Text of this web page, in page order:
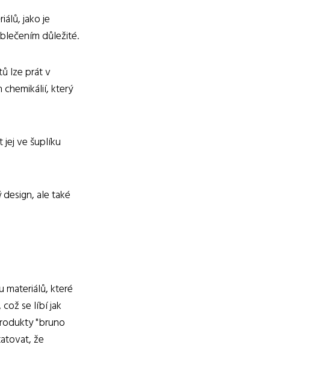
jako je
důležité.
lze prát v
který
jej ve šuplíku
ale také
materiálů, které
se líbí jak
"bruno
že